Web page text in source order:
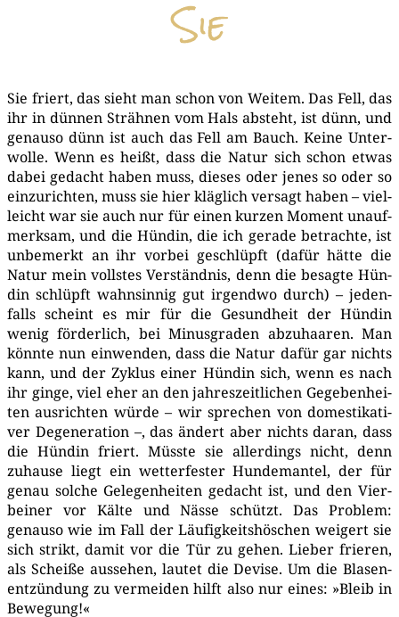
Sie
Sie friert, das sieht man schon von Wei­tem. Das Fell, das
ihr in dün­nen Sträh­nen vom Hals absteht, ist dünn, und
genau­so dünn ist auch das Fell am Bauch. Kei­ne Unter­
wol­le. Wenn es heißt, dass die Natur sich schon etwas
dabei gedacht haben muss, die­ses oder jenes so oder so
ein­zu­rich­ten, muss sie hier kläg­lich ver­sagt haben – viel­
leicht war sie auch nur für einen kur­zen Moment unauf­
merk­sam, und die Hün­din, die ich gera­de betrach­te, ist
unbe­merkt an ihr vor­bei geschlüpft (dafür hät­te die
Natur mein volls­tes Ver­ständ­nis, denn die besag­te Hün­
din schlüpft wahn­sin­nig gut irgend­wo durch) – jeden­
falls scheint es mir für die Gesund­heit der Hün­din
wenig för­der­lich, bei Minus­gra­den abzu­haa­ren. Man
könn­te nun ein­wen­den, dass die Natur dafür gar nichts
kann, und der Zyklus einer Hün­din sich, wenn es nach
ihr gin­ge, viel eher an den jah­res­zeit­li­chen Gege­ben­hei­
ten aus­rich­ten wür­de – wir spre­chen von domes­ti­ka­ti­
ver Dege­ne­ra­ti­on –, das ändert aber nichts dar­an, dass
die Hün­din friert. Müss­te sie aller­dings nicht, denn
zuhau­se liegt ein wet­ter­fes­ter Hun­de­man­tel, der für
genau sol­che Gele­gen­hei­ten gedacht ist, und den Vier­
bei­ner vor Käl­te und Näs­se schützt. Das Pro­blem:
genau­so wie im Fall der Läu­fig­keits­hös­chen wei­gert sie
sich strikt, damit vor die Tür zu gehen. Lie­ber frie­ren,
als Schei­ße aus­se­hen, lau­tet die Devi­se. Um die Bla­sen­
ent­zün­dung zu ver­mei­den hilft also nur eines: »Bleib in
Bewegung!«